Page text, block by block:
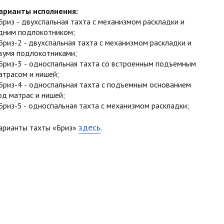
исполнения:
- двухспальная тахта с механизмом раскладки и
подлокотником;
2 - двухспальная тахта с механизмом раскладки и
подлокотниками;
3 - односпальная тахта со встроенным подъемным
и нишей;
4 - односпальная тахта с подъемным основанием
матрас и нишей;
5 - односпальная тахта с механизмом раскладки;
тахты «Бриз» здесь.